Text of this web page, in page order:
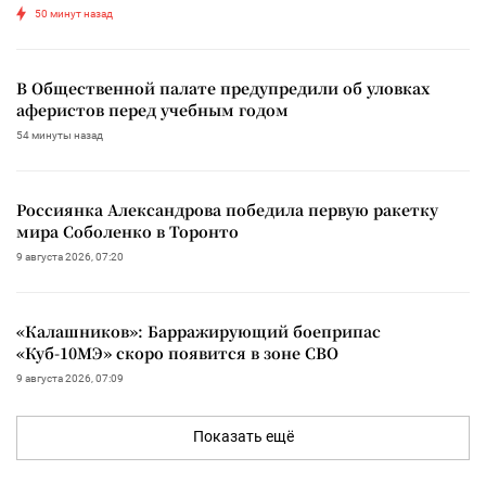
50 минут назад
В Общественной палате предупредили об уловках
аферистов перед учебным годом
54 минуты назад
Россиянка Александрова победила первую ракетку
мира Соболенко в Торонто
9 августа 2026, 07:20
«Калашников»: Барражирующий боеприпас
«Куб-10МЭ» скоро появится в зоне СВО
9 августа 2026, 07:09
Показать ещё